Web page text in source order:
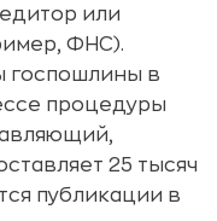
или
ФНС).
госпошлины в
процедуры
25 тысяч
публикации в